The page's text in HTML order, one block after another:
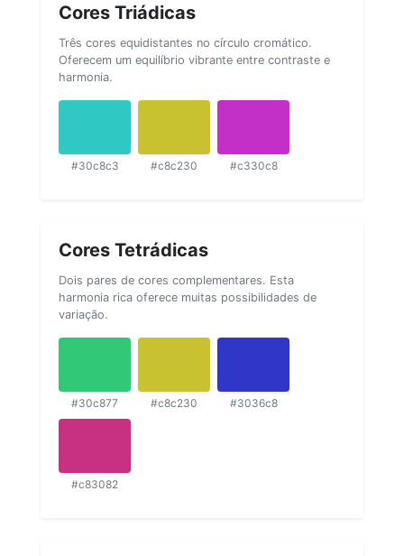
Cores Triádicas
Três cores equidistantes no círculo cromático.
Oferecem um equilíbrio vibrante entre contraste e
harmonia.
#30c8c3 #c8c230 #c330c8
Cores Tetrádicas
Dois pares de cores complementares. Esta
harmonia rica oferece muitas possibilidades de
variação.
#30c877 #c8c230 #3036c8
#c83082